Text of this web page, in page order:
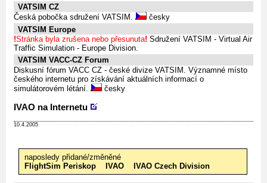
VATSIM CZ
Česká pobočka sdružení VATSIM.
česky
VATSIM Europe
!Stránka byla zrušena nebo přesunuta! Sdružení VATSIM - Virtual Air
Traffic Simulation - Europe Division.
VATSIM VACC-CZ Forum
Diskusní fórum VACC CZ - české divize VATSIM. Významné místo
českého internetu pro získávání aktuálních informací o
simulátorovém létání.
česky
IVAO na Internetu
10.4.2005
naposledy přidané/změněné
FlightSim Periskop
IVAO IVAO Czech Division